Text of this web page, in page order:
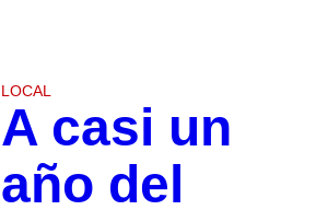
LOCAL
A casi un
año del